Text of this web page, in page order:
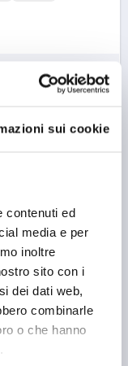
sui cookie
contenuti ed
media e per
inoltre
sito con i
dei dati web,
combinarle
o che hanno
DETTAGLI
D1=25,
M08, RESINA